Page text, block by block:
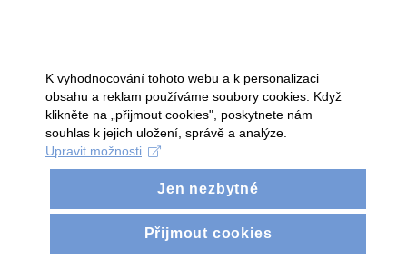
K vyhodnocování tohoto webu a k personalizaci
obsahu a reklam používáme soubory cookies. Když
klikněte na „přijmout cookies", poskytnete nám
souhlas k jejich uložení, správě a analýze.
Upravit možnosti
Jen nezbytné
Přijmout cookies